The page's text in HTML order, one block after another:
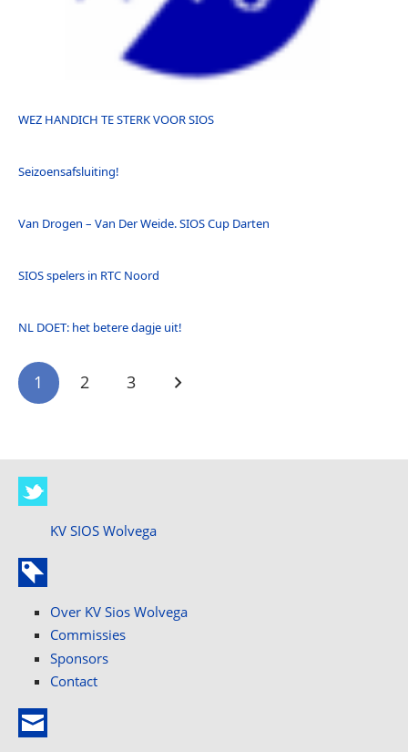
WEZ HANDICH TE STERK VOOR SIOS
Seizoensafsluiting!
Van Drogen – Van Der Weide. SIOS Cup Darten
SIOS spelers in RTC Noord
NL DOET: het betere dagje uit!
1 2 3
KV SIOS Wolvega
Over KV Sios Wolvega
Commissies
Sponsors
Contact